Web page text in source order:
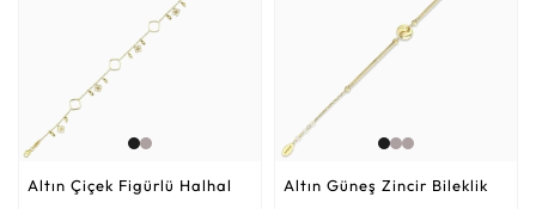
Altın Çiçek Figürlü Halhal Altın Güneş Zincir Bileklik